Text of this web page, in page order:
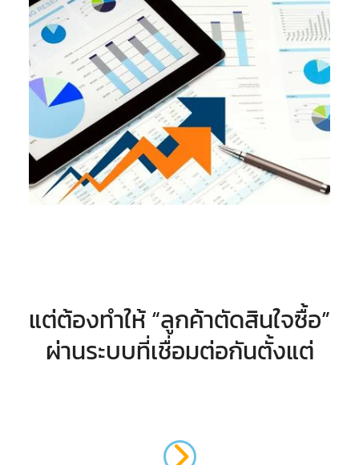
แต่ต้องทำให้ “ลูกค้าตัดสินใจซื้อ”
ผ่านระบบที่เชื่อมต่อกันตั้งแต่